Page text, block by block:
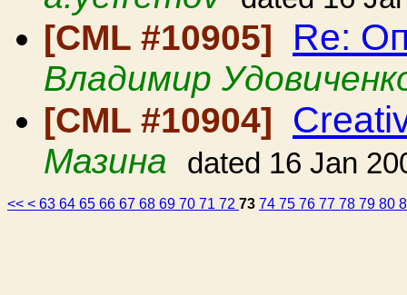
[CML #10905] Re:
Владимир
[CML #10904]
Мазина dated 16 Jan
<< < 63 64 65 66 67 68 69 70 71 72 73 74 75 76 77 78 79 80